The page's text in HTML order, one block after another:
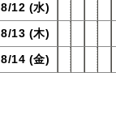
8/12 (水)
8/13 (木)
8/14 (金)